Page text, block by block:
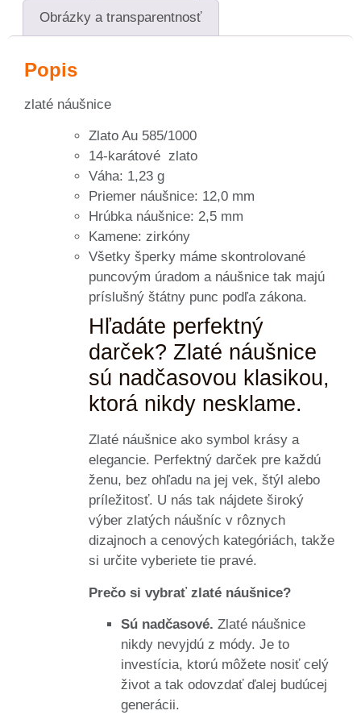
Obrázky a transparentnosť
Popis
zlaté náušnice
Zlato Au 585/1000
14-karátové zlato
Váha: 1,23 g
Priemer náušnice: 12,0 mm
Hrúbka náušnice: 2,5 mm
Kamene: zirkóny
Všetky šperky máme skontrolované
puncovým úradom a náušnice tak majú
príslušný štátny punc podľa zákona.
Hľadáte perfektný
darček? Zlaté náušnice
sú nadčasovou klasikou,
ktorá nikdy nesklame.
Zlaté náušnice ako symbol krásy a
elegancie. Perfektný darček pre každú
ženu, bez ohľadu na jej vek, štýl alebo
príležitosť. U nás tak nájdete široký
výber zlatých náušníc v rôznych
dizajnoch a cenových kategóriách, takže
si určite vyberiete tie pravé.
Prečo si vybrať zlaté náušnice?
Sú nadčasové. Zlaté náušnice
nikdy nevyjdú z módy. Je to
investícia, ktorú môžete nosiť celý
život a tak odovzdať ďalej budúcej
generácii.